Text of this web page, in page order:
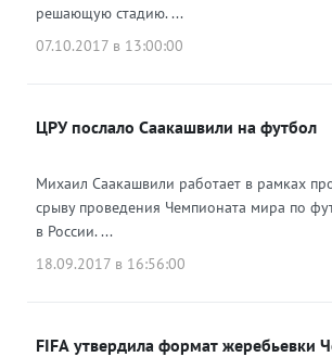
решающую стадию. ...
07.10.2017 в 13:00:00
ЦРУ послало Саакашвили на футбол
Михаил Саакашвили работает в рамках
срыву проведения Чемпионата мира по
в России. ...
18.09.2017 в 16:56:00
FIFA утвердила формат жеребьевки